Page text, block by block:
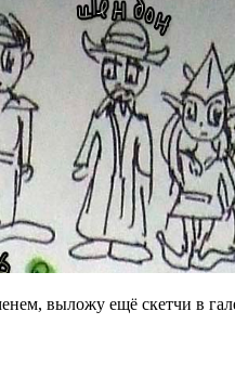
выложу ещё скетчи в